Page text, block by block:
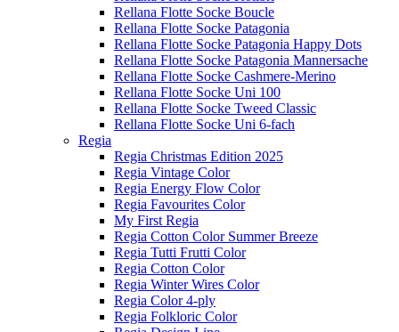
Rellana Flotte Socke Boucle
Rellana Flotte Socke Patagonia
Rellana Flotte Socke Patagonia Happy Dots
Rellana Flotte Socke Patagonia Mannersache
Rellana Flotte Socke Cashmere-Merino
Rellana Flotte Socke Uni 100
Rellana Flotte Socke Tweed Classic
Rellana Flotte Socke Uni 6-fach
Regia
Regia Christmas Edition 2025
Regia Vintage Color
Regia Energy Flow Color
Regia Favourites Color
My First Regia
Regia Cotton Color Summer Breeze
Regia Tutti Frutti Color
Regia Cotton Color
Regia Winter Wires Color
Regia Color 4-ply
Regia Folkloric Color